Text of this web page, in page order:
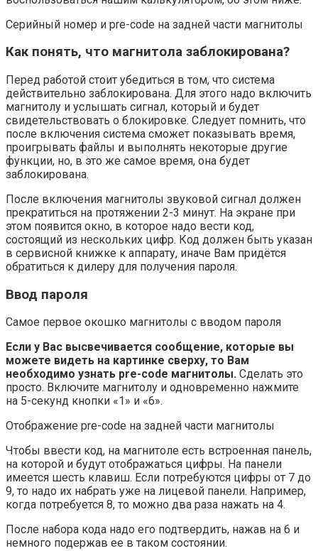
Серийный номер и pre-code на задней части магнитолы
Как понять, что магнитола заблокирована?
Перед работой стоит убедиться в том, что система
действительно заблокирована. Для этого надо включить
магнитолу и услышать сигнал, который и будет
свидетельствовать о блокировке. Следует помнить, что
после включения система сможет показывать время,
проигрывать файлы и выполнять некоторые другие
функции, но, в это же самое время, она будет
заблокирована.
После включения магнитолы звуковой сигнал должен
прекратиться на протяжении 2-3 минут. На экране при
этом появится окно, в которое надо вести код,
состоящий из нескольких цифр. Код должен быть указан
в сервисной книжке к аппарату, иначе Вам придётся
обратиться к дилеру для получения пароля.
Ввод пароля
Самое первое окошко магнитолы с вводом пароля
Если у Вас высвечивается сообщение, которые вы
можете видеть на картинке сверху, то Вам
необходимо узнать pre-code магнитолы. Сделать это
просто. Включите магнитолу и одновременно нажмите
на 5-секунд кнопки «1» и «6».
Отображение pre-code на задней части магнитолы
Чтобы ввести код, на магнитоле есть встроенная панель,
на которой и будут отображаться цифры. На панели
имеется шесть клавиш. Если потребуются цифры от 7 до
9, то надо их набрать уже на лицевой панели. Например,
когда потребуется 8, то можно два раза нажать на 4.
После набора кода надо его подтвердить, нажав на 6 и
немного подержав ее в таком состоянии.